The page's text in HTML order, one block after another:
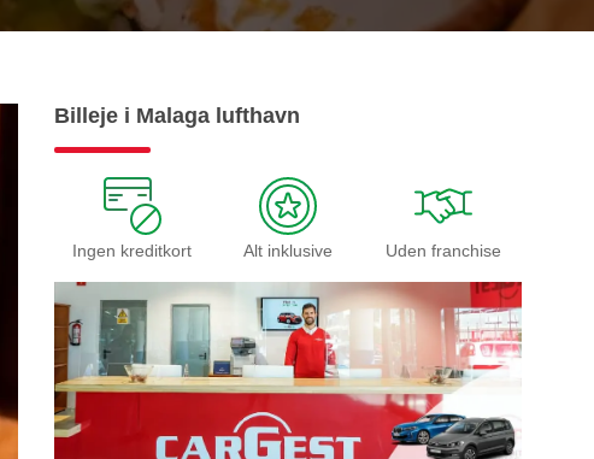
Billeje i Malaga lufthavn
Ingen kreditkort Alt inklusive Uden franchise